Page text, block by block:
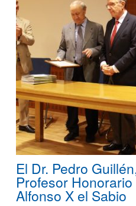
El Dr. Pedro
Profesor
Alfonso X el Sabio